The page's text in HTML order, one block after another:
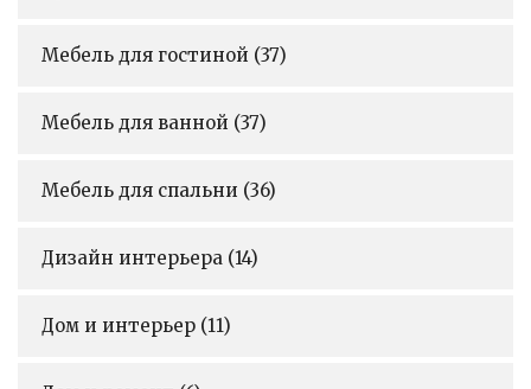
Мебель для гостиной (37)
Мебель для ванной (37)
Мебель для спальни (36)
Дизайн интерьера (14)
Дом и интерьер (11)